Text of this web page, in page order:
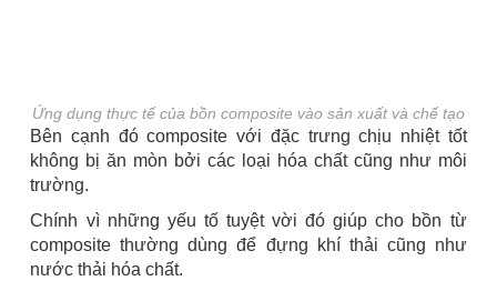
Ứng dụng thực tế của bồn composite vào sản xuất và chế tạo
Bên cạnh đó composite với đặc trưng chịu nhiệt tốt
không bị ăn mòn bởi các loại hóa chất cũng như môi
trường.
Chính vì những yếu tố tuyệt vời đó giúp cho bồn từ
composite thường dùng để đựng khí thải cũng như
nước thải hóa chất.